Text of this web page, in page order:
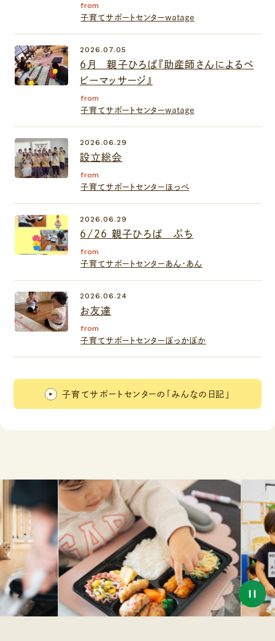
from
子育てサポートセンターwatage
6月 親子ひろば『助産師さんによるベ
ビーマッサージ』
2026.07.05
from
子育てサポートセンターwatage
設立総会
2026.06.29
from
子育てサポートセンターほっぺ
6/26 親子ひろば ぷち
2026.06.29
from
子育てサポートセンターあん・あん
お友達
2026.06.24
from
子育てサポートセンターぽっかぽか
子育てサポートセンターの「みんなの日記」